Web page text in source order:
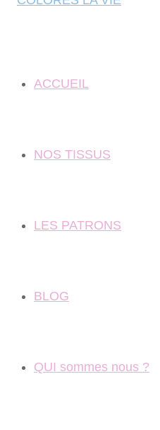
ACCUEIL
NOS TISSUS
LES PATRONS
BLOG
QUI sommes nous ?